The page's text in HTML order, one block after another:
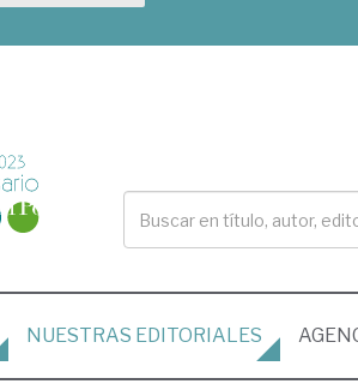
NUESTRAS EDITORIALES